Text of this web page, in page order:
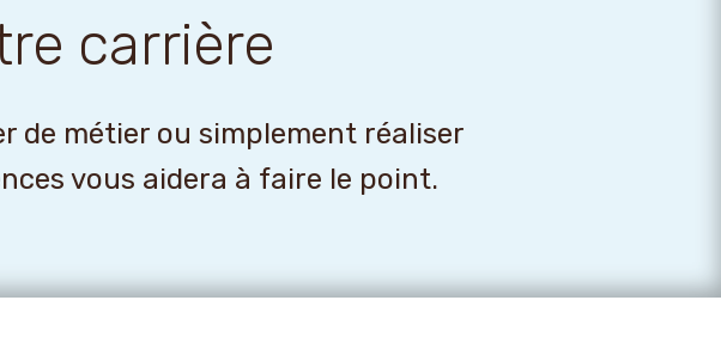
carrière
de métier ou simplement réaliser
vous aidera à faire le point.